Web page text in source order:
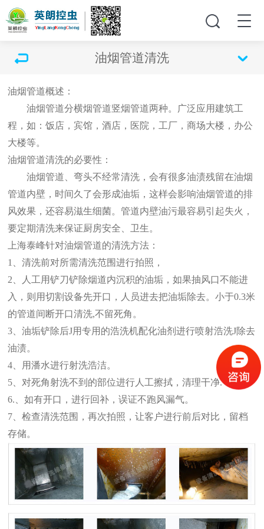
油烟管道清洗
油烟管道概述：
油烟管道分横烟管道竖烟管道两种。广泛应用建筑工
程，如：饭店，宾馆，酒店，医院，工厂，商场大楼，办公
大楼等。
油烟管道清洗的必要性：
油烟管道、弯头不经常清洗，会有很多油渍残留在油烟
管道内壁，时间久了会形成油垢，这样会影响油烟管道的排
风效果，还容易滋生细菌。管道内壁油污最容易引起失火，
要定期清洗来保证厨房安全、卫生。
上海泰峰针对油烟管道的清洗方法：
1、清洗前对所需清洗范围进行拍照，
2、人工用铲刀铲除烟道内沉积的油垢，如果抽风口不能进
入，则用切割设备先开口，人员进去把油垢除去。小于0.3米
的管道间断开口清洗,不留死角。
3、油垢铲除后J用专用的浩洗机配化油剂进行喷射浩洗J除去
油渍。
4、用潘水进行射洗浩洁。
5、对死角射洗不到的部位进行人工擦拭，清理干净.
6.、如有开口，进行回补，误证不跑风漏气。
7、检查清洗范围，再次拍照，让客户进行前后对比，留档
存储。